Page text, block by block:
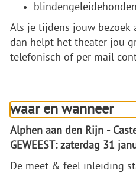
Als je tijdens jouw bezoek
dan helpt het theater jou
telefonisch of per mail
waar en wanneer
Alphen aan den Rijn -
GEWEEST: zaterdag 31
De meet & feel inleiding